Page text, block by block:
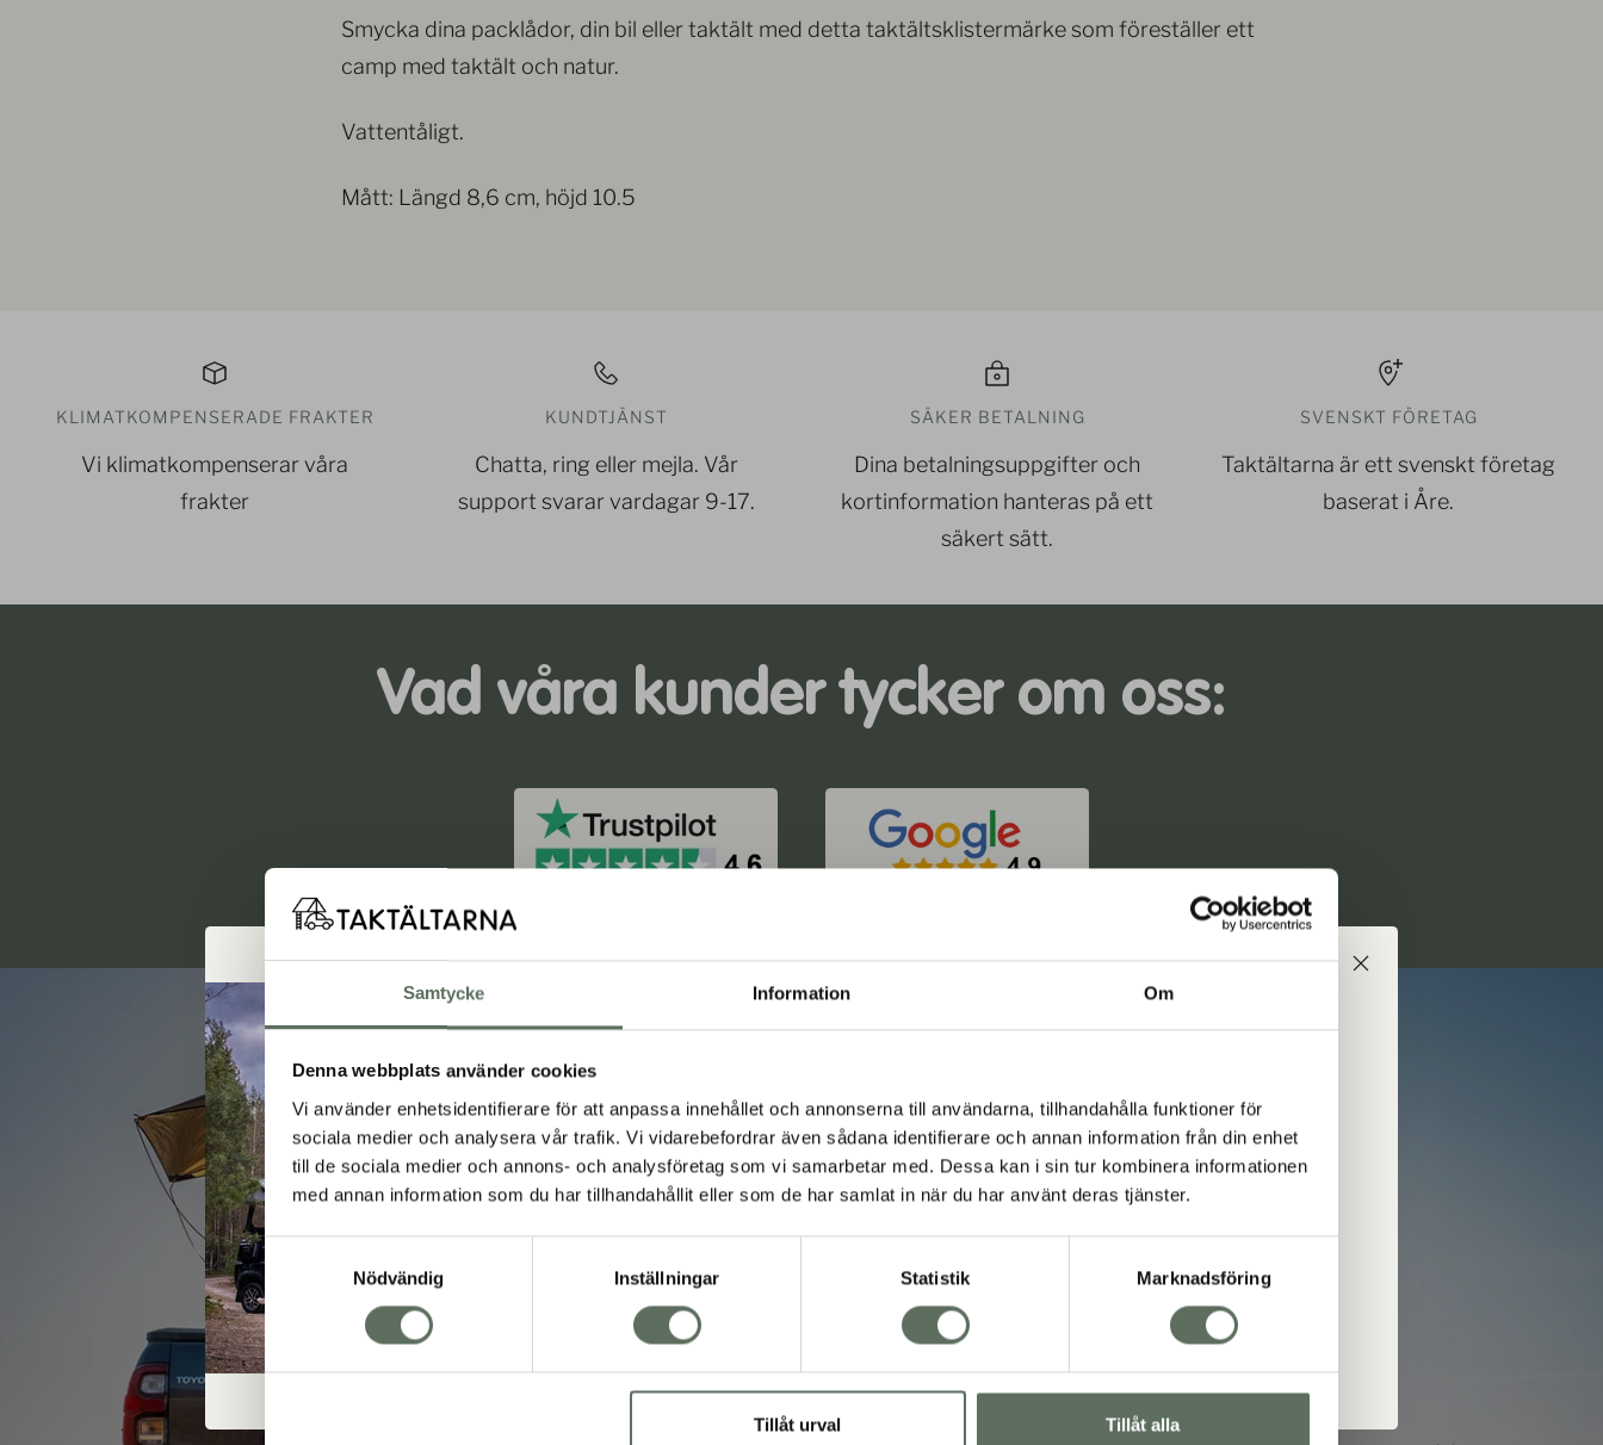
Samtycke Information Om
Denna webbplats använder cookies
Vi använder enhetsidentifierare för att anpassa innehållet och annonserna till användarna, tillhandahålla funktioner för
sociala medier och analysera vår trafik. Vi vidarebefordrar även sådana identifierare och annan information från din enhet
till de sociala medier och annons- och analysföretag som vi samarbetar med. Dessa kan i sin tur kombinera informationen
med annan information som du har tillhandahållit eller som de har samlat in när du har använt deras tjänster.
Samtyckesval
Nödvändig
Inställningar Statistik Marknadsföring
Tillåt urval Tillåt alla
⛺️🚘 Häng med på äventyret!
Få nyheter och erbjudanden från oss
direkt i mejlkorgen.
Smycka dina packlådor, din bil eller taktält med detta taktältsklistermärke som föreställer ett
camp med taktält och natur.
Vattentåligt.
Mått: Längd 8,6 cm, höjd 10.5
KLIMATKOMPENSERADE FRAKTER
Vi klimatkompenserar våra
frakter
KUNDTJÄNST
Chatta, ring eller mejla. Vår
support svarar vardagar 9-17.
SÄKER BETALNING
Dina betalningsuppgifter och
kortinformation hanteras på ett
säkert sätt.
SVENSKT FÖRETAG
Taktältarna är ett svenskt företag
baserat i Åre.
Vad våra kunder tycker om oss:
Vad är grejen med
att ha tältet på
taket?